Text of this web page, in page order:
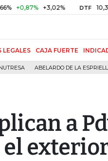
+3,02% DTF 10,34%
LEGALES CAJA FUERTE
ABELARDO DE LA
a